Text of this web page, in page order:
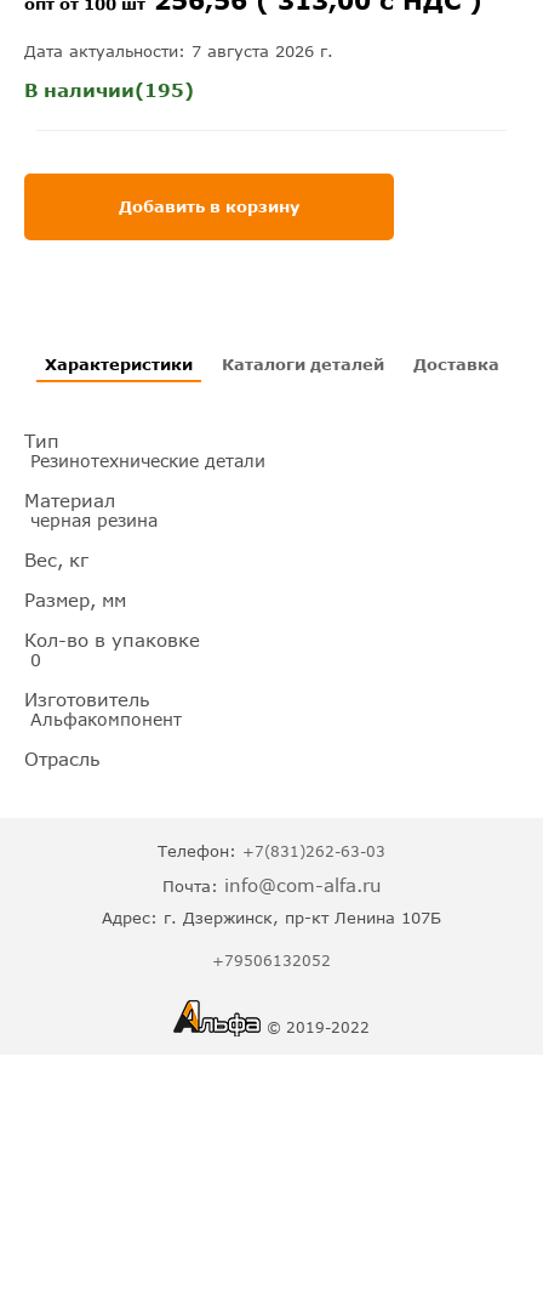
Дата актуальности: 7 августа 2026 г.
В наличии(195)
Добавить в корзину
Характеристики Каталоги деталей Доставка
Тип
Резинотехнические детали
Материал
черная резина
Вес, кг
Размер, мм
Кол-во в упаковке
0
Изготовитель
Альфакомпонент
Отрасль
Телефон: +7(831)262-63-03
Почта: info@com-alfa.ru
Адрес: г. Дзержинск, пр-кт Ленина 107Б
+79506132052
© 2019-2022